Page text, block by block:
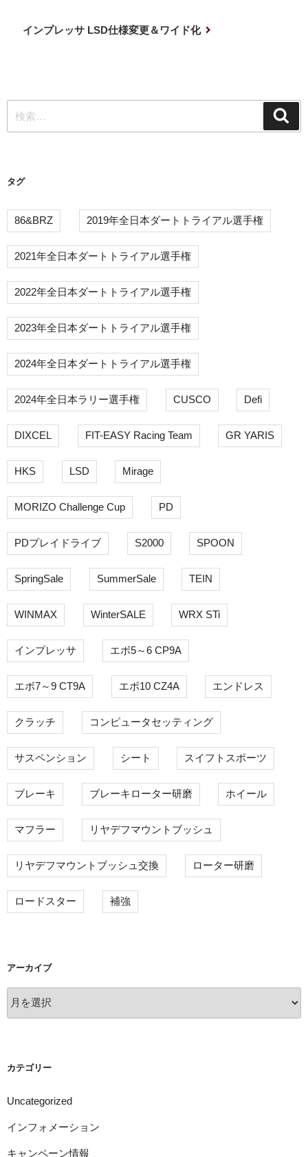
シ
ョ
インプレッサ LSD仕様変更＆ワイド化
索:
タグ
86&BRZ 2019年全日本ダートトライアル選手権
2021年全日本ダートトライアル選手権
2022年全日本ダートトライアル選手権
2023年全日本ダートトライアル選手権
2024年全日本ダートトライアル選手権
2024年全日本ラリー選手権 CUSCO Defi
DIXCEL FIT-EASY Racing Team GR YARIS
HKS LSD Mirage
MORIZO Challenge Cup PD
PDプレイドライブ S2000 SPOON
SpringSale SummerSale TEIN
WINMAX WinterSALE WRX STi
インプレッサ エボ5～6 CP9A
エボ7～9 CT9A エボ10 CZ4A エンドレス
クラッチ コンピュータセッティング
サスペンション シート スイフトスポーツ
ブレーキ ブレーキローター研磨 ホイール
マフラー リヤデフマウントブッシュ
リヤデフマウントブッシュ交換 ローター研磨
ロードスター 補強
アーカイブ
ー
カテゴリー
Uncategorized
インフォメーション
キャンペーン情報